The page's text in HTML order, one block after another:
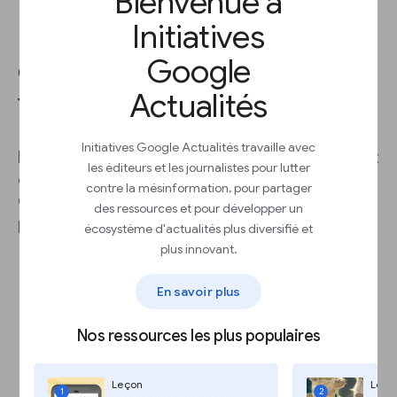
Initiatives
Google
Actualités
Initiatives Google Actualités travaille avec
les éditeurs et les journalistes pour lutter
contre la mésinformation, pour partager
des ressources et pour développer un
écosystème d'actualités plus diversifié et
plus innovant.
En savoir plus
Nos ressources les plus populaires
1
Leçon
2
Comprenez votre trafic en
fonction des plages de temps
Des plages de temps différentes vous donneront
des informations différentes sur votre trafic.
Cliquez sur le boutonDateen haut de la page
pour ajuster votre plage de temps.
Sélectionnez
période plus courte pour voir comment
les grands articles se comportent.
période plus longue pour voir comment le